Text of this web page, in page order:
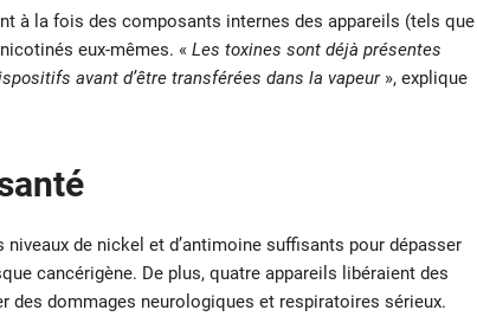
à la fois des composants internes des appareils (tels que
eux-mêmes. « Les toxines sont déjà présentes
avant d’être transférées dans la vapeur », explique
niveaux de nickel et d’antimoine suffisants pour dépasser
cancérigène. De plus, quatre appareils libéraient des
des dommages neurologiques et respiratoires sérieux.